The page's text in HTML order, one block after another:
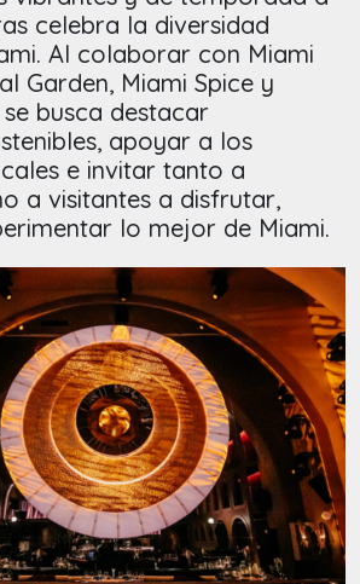
celebra la diversidad
Al colaborar con Miami
Garden, Miami Spice y
busca destacar
apoyar a los
e invitar tanto a
a visitantes a disfrutar,
lo mejor de Miami.